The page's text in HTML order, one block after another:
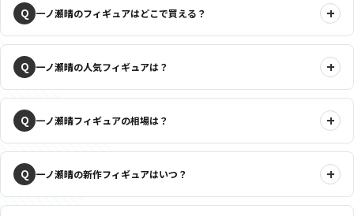
一ノ瀬晴のフィギュアはどこで買える？
一ノ瀬晴の人気フィギュアは？
一ノ瀬晴フィギュアの相場は？
一ノ瀬晴の新作フィギュアはいつ？